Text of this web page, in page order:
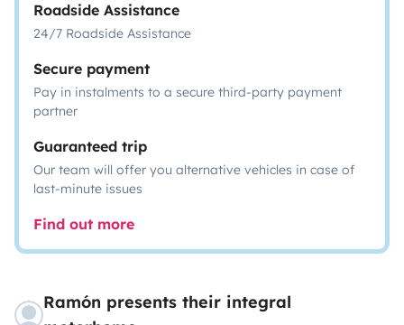
Roadside Assistance
24/7 Roadside Assistance
Secure payment
Pay in instalments to a secure third-party payment
partner
Guaranteed trip
Our team will offer you alternative vehicles in case of
last-minute issues
Find out more
Ramón presents their integral